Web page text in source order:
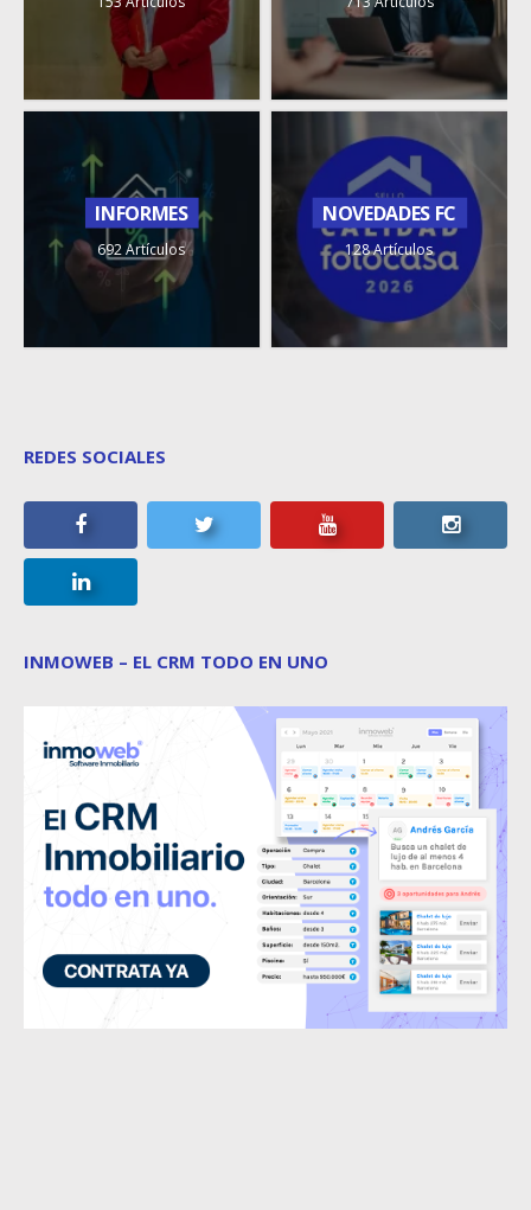
INFORMES
692 Artículos
NOVEDADES FC
128 Artículos
REDES SOCIALES
INMOWEB – EL CRM TODO EN UNO